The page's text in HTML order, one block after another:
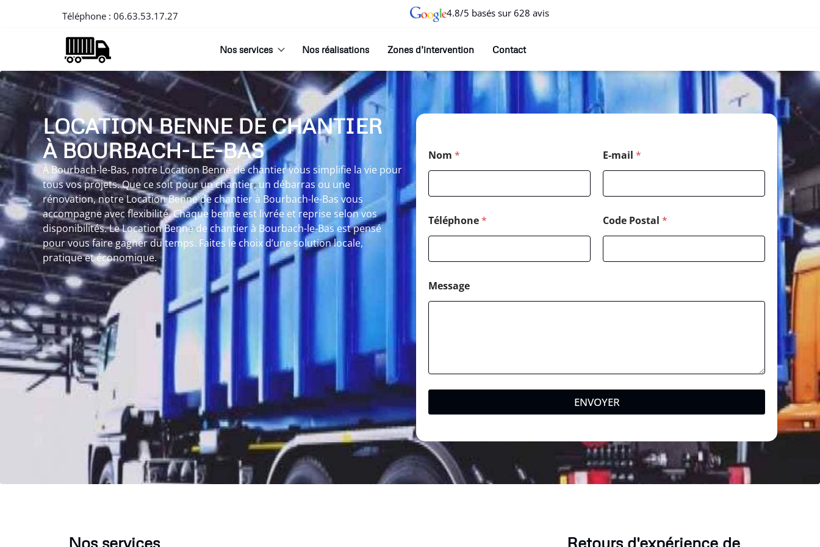
Téléphone : 06.63.53.17.27 4.8/5 basés sur 628 avis
Nos services Nos réalisations Zones d’intervention Contact
LOCATION BENNE DE CHANTIER
À BOURBACH-LE-BAS
À Bourbach-le-Bas, notre Location Benne de chantier vous simplifie la vie pour
tous vos projets. Que ce soit pour un chantier, un débarras ou une
rénovation, notre Location Benne de chantier à Bourbach-le-Bas vous
accompagne avec flexibilité. Chaque benne est livrée et reprise selon vos
disponibilités. Le Location Benne de chantier à Bourbach-le-Bas est pensé
pour vous faire gagner du temps. Faites le choix d’une solution locale,
pratique et économique.
Nom * E-mail *
Téléphone* Code Postal *
Message
ENVOYER
Nos services
Retours d'expérience de